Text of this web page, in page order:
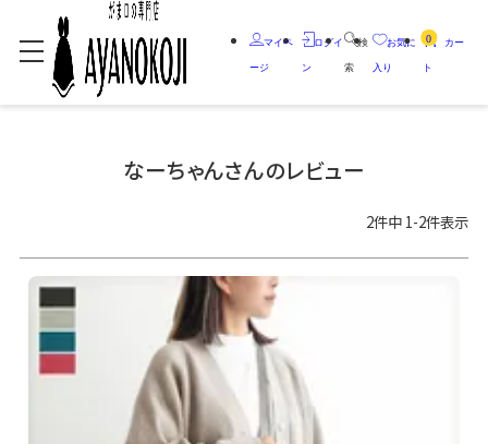
マイペ
ージ
ログイ
ン
検
索
お気に
入り
0 カー
ト
なーちゃんさんのレビュー
2件中 1-2件表示